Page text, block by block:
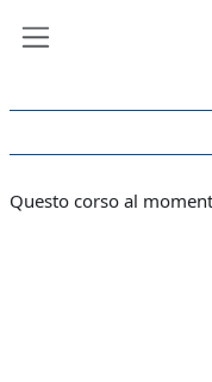
Questo corso al